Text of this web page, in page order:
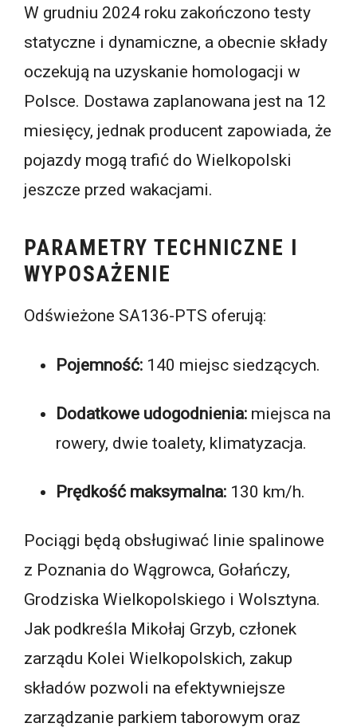
W grudniu 2024 roku zakończono testy
statyczne i dynamiczne, a obecnie składy
oczekują na uzyskanie homologacji w
Polsce. Dostawa zaplanowana jest na 12
miesięcy, jednak producent zapowiada, że
pojazdy mogą trafić do Wielkopolski
jeszcze przed wakacjami.
PARAMETRY TECHNICZNE I
WYPOSAŻENIE
Odświeżone SA136-PTS oferują:
Pojemność: 140 miejsc siedzących.
Dodatkowe udogodnienia: miejsca na
rowery, dwie toalety, klimatyzacja.
Prędkość maksymalna: 130 km/h.
Pociągi będą obsługiwać linie spalinowe
z Poznania do Wągrowca, Gołańczy,
Grodziska Wielkopolskiego i Wolsztyna.
Jak podkreśla Mikołaj Grzyb, członek
zarządu Kolei Wielkopolskich, zakup
składów pozwoli na efektywniejsze
zarządzanie parkiem taborowym oraz